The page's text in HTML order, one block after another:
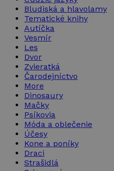
Bludiská a hlavolamy
Tematické knihy
Autíčka
Vesmír
Les
Dvor
Zvieratká
Čarodejníctvo
More
Dinosaury
Mačky
Psíkovia
Móda a oblečenie
Účesy
Kone a poníky
Draci
Strašidlá